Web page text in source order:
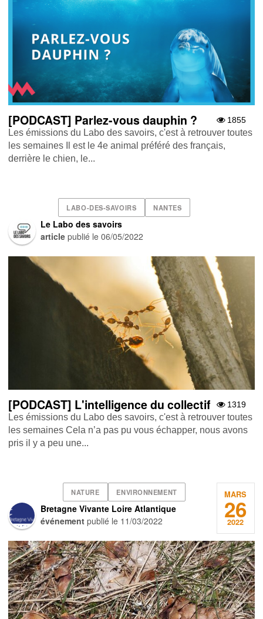
1855
[PODCAST] Parlez-vous dauphin ?
Les émissions du Labo des savoirs, c'est à retrouver toutes
les semaines Il est le 4e animal préféré des français,
derrière le chien, le...
LABO-DES-SAVOIRS NANTES
Le Labo des savoirs
article publié le06/05/2022
1319
[PODCAST] L'intelligence du collectif
Les émissions du Labo des savoirs, c'est à retrouver toutes
les semaines Cela n’a pas pu vous échapper, nous avons
pris il y a peu une...
NATURE ENVIRONNEMENT
Bretagne Vivante Loire Atlantique
événement publié le 11/03/2022
MARS
26
2022